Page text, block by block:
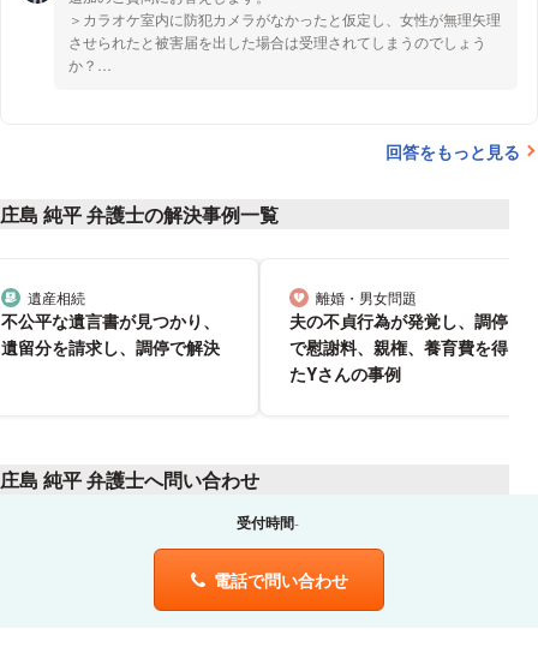
特に積極的におこなってもらってはいないですが、同意は得たつもり
です。
宜しくお願い致します。
＞カラオケ室内に防犯カメラがなかったと仮定し、女性が無理矢理
させられたと被害届を出した場合は受理されてしまうのでしょう
か？
61条）。ただ，立件が難しいような事件では受理されないこともあ
から立件が難しいと警察が判断する可能性は十分あると思います。
もっとも，被害届の受理イコール逮捕ではないので，被害届自体は
回答をもっと見る
庄島 純平 弁護士の解決事例一覧
遺産相続
分野
不公平な遺言書が見つかり、
遺留分を請求し、調停で解決
離婚・男女問題
分野
夫の不貞行為が発覚し、調停
で慰謝料、親権、養育費を得
たYさんの事例
庄島 純平 弁護士へ問い合わせ
受付時間
電話で問い合わせ